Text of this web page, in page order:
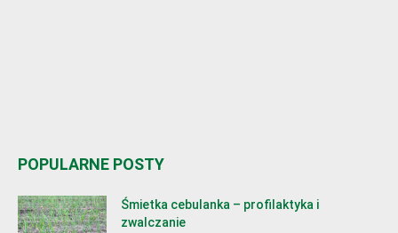
POPULARNE POSTY
Śmietka cebulanka – profilaktyka i
zwalczanie